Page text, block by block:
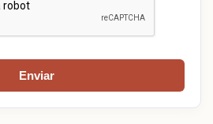
Enviar